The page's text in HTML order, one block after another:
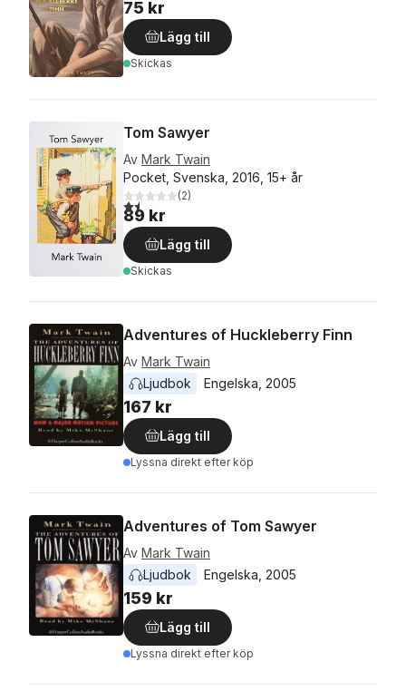
75 kr
Lägg till
Skickas
Tom Sawyer
Av Mark Twain
Pocket, Svenska, 2016, 15+ år
1,5utav 5 stjärnor. Totalt antal röster:
(2)
89 kr
Lägg till
Skickas
Adventures of Huckleberry Finn
Av Mark Twain
Ljudbok
Engelska 2005
167 kr
Lägg till
Lyssna direkt efter köp
Adventures of Tom Sawyer
Av Mark Twain
Ljudbok
Engelska 2005
159 kr
Lägg till
Lyssna direkt efter köp